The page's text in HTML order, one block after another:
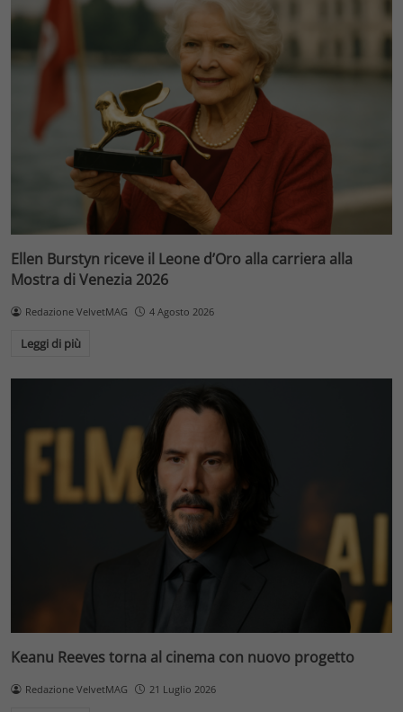
Ellen Burstyn riceve il Leone d’Oro alla carriera alla
Mostra di Venezia 2026
Redazione VelvetMAG 4 Agosto 2026
Leggi di più
Keanu Reeves torna al cinema con nuovo progetto
Redazione VelvetMAG 21 Luglio 2026